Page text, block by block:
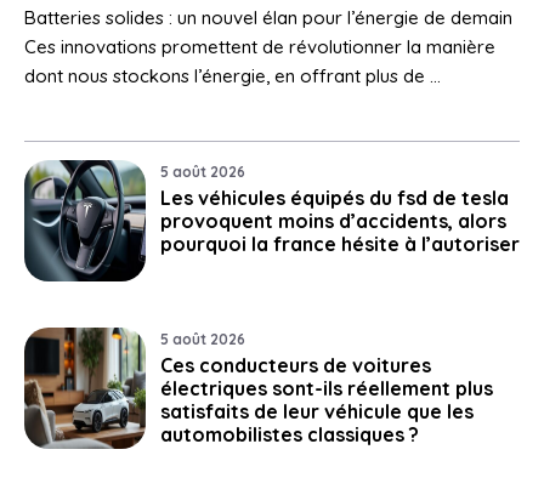
Batteries solides : un nouvel élan pour l’énergie de demain
Ces innovations promettent de révolutionner la manière
dont nous stockons l’énergie, en offrant plus de …
5 août 2026
Les véhicules équipés du fsd de tesla
provoquent moins d’accidents, alors
pourquoi la france hésite à l’autoriser
5 août 2026
Ces conducteurs de voitures
électriques sont-ils réellement plus
satisfaits de leur véhicule que les
automobilistes classiques ?